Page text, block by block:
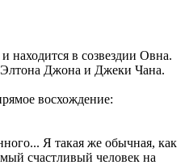
находится в созвездии Овна.
Элтона Джона и Джеки Чана.
восхождение:
Я такая же обычная, как
счастливый человек на